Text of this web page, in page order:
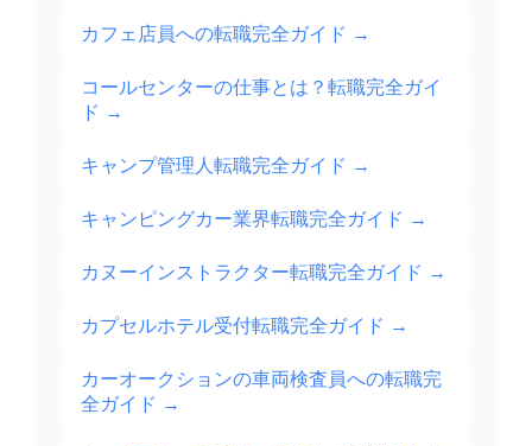
カフェ店員への転職完全ガイド →
コールセンターの仕事とは？転職完全ガイ
ド →
キャンプ管理人転職完全ガイド →
キャンピングカー業界転職完全ガイド →
カヌーインストラクター転職完全ガイド →
カプセルホテル受付転職完全ガイド →
カーオークションの車両検査員への転職完
全ガイド →